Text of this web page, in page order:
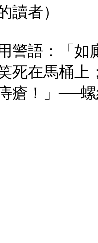
讀者）
警語：「如
死在馬桶上
瘡！」──